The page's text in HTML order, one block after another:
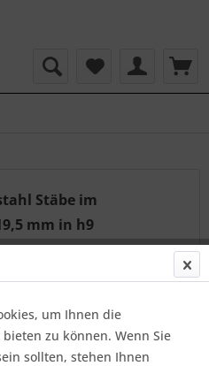
Stäbe im
mm in h9
polierter und gezogener
h9, in der Norm EN 17350
mehr erfahren »
um Ihnen die
zu können. Wenn Sie
sollten, stehen Ihnen